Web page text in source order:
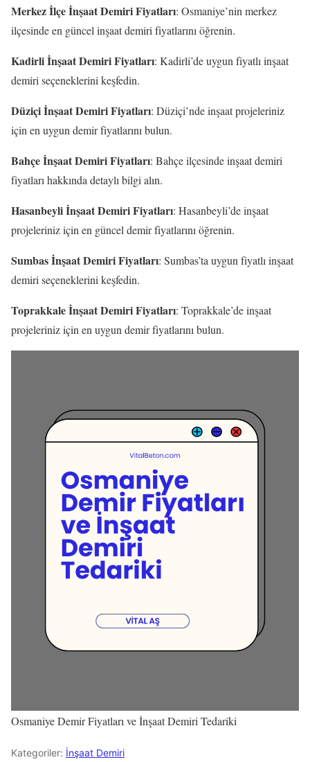
Merkez İlçe İnşaat Demiri Fiyatları: Osmaniye’nin merkez
ilçesinde en güncel inşaat demiri fiyatlarını öğrenin.
Kadirli İnşaat Demiri Fiyatları: Kadirli’de uygun fiyatlı inşaat
demiri seçeneklerini keşfedin.
Düziçi İnşaat Demiri Fiyatları: Düziçi’nde inşaat projeleriniz
için en uygun demir fiyatlarını bulun.
Bahçe İnşaat Demiri Fiyatları: Bahçe ilçesinde inşaat demiri
fiyatları hakkında detaylı bilgi alın.
Hasanbeyli İnşaat Demiri Fiyatları: Hasanbeyli’de inşaat
projeleriniz için en güncel demir fiyatlarını öğrenin.
Sumbas İnşaat Demiri Fiyatları: Sumbas’ta uygun fiyatlı inşaat
demiri seçeneklerini keşfedin.
Toprakkale İnşaat Demiri Fiyatları: Toprakkale’de inşaat
projeleriniz için en uygun demir fiyatlarını bulun.
Osmaniye Demir Fiyatları ve İnşaat Demiri Tedariki
Kategoriler: İnşaat Demiri